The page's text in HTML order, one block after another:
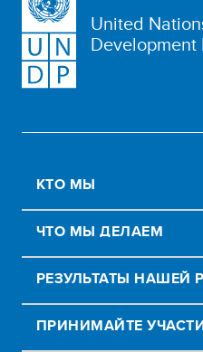
United
Development
КТО МЫ
ЧТО МЫ ДЕЛАЕМ
РЕЗУЛЬТАТЫ НАШЕЙ
ПРИНИМАЙТЕ